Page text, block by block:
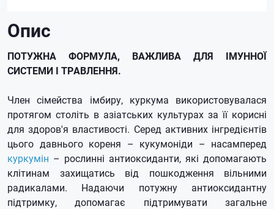
Опис
ПОТУЖНА ФОРМУЛА, ВАЖЛИВА ДЛЯ ІМУННОЇ
СИСТЕМИ І ТРАВЛЕННЯ.
Член сімейства імбиру, куркума використовувалася
протягом століть в азіатських культурах за її корисні
для здоров'я властивості. Серед активних інгредієнтів
цього давнього кореня – кукумоніди – насамперед
куркумін – рослинні антиоксиданти, які допомагають
клітинам захищатись від пошкодження вільними
радикалами. Надаючи потужну антиоксидантну
підтримку, допомагає підтримувати загальне